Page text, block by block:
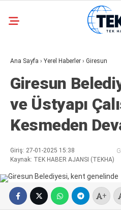
ASAYIŞ
GÜNDEM
GENEL
POLITIKA
SIYASET
DÜNYA
Ana Sayfa › Yerel Haberler › Giresun
Giresun
ve Üstyapı
Kesmeden
Giriş: 27-01-2025 15:38
Kaynak: TEK HABER AJANSI (TEKHA)
+